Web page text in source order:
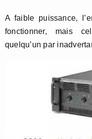
A faible puissance,
fonctionner, mais
quelqu’un par